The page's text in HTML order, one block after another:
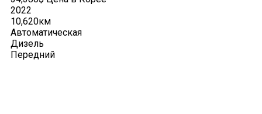
2022
10,620км
Автоматическая
Дизель
Передний